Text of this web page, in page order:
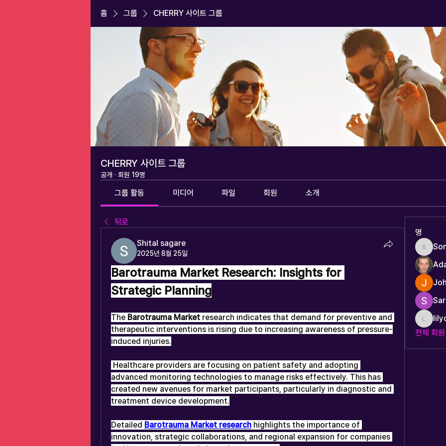
홈 그룹 CHERRY 사이트 그룹
CHERRY 사이트 그룹
공개 · 회원 19명
그룹 활동 미디어 파일 회원 소개
뒤로
Shital sagare
2025년 8월 25일
Barotrauma Market Research: Insights for
Strategic Planning
The Barotrauma Market research indicates that demand for preventive and
therapeutic interventions is rising due to increasing awareness of pressure-
induced injuries.
advanced monitoring technologies to manage risks effectively. This has
created new avenues for market participants, particularly in diagnostic and
treatment device development.
Detailed Barotrauma Market research highlights the importance of
innovation, strategic collaborations, and regional expansion for companies
명
전체 회